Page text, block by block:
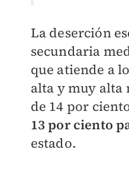
La deserción
secundaria
que atiende a
alta y muy alta
de 14 por
13 por ciento
estado.